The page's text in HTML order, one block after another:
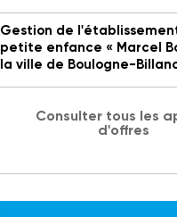
Gestion de
petite enfance « Marcel
la ville de Boulogne-
Consulter tous les
d'offres